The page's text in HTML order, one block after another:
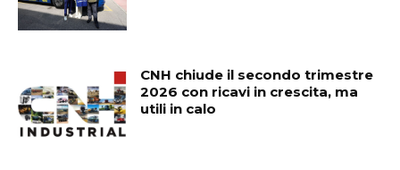
CNH chiude il secondo trimestre
2026 con ricavi in crescita, ma
utili in calo